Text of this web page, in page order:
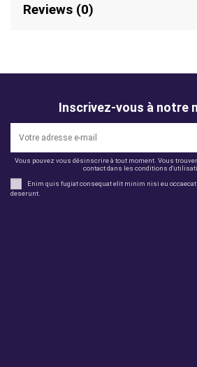
Reviews (0)
Inscrivez-vous à notre
Vous pouvez vous désinscrire à tout moment. Vous
contact dans les conditions
Enim quis fugiat consequat elit minim nisi eu
deserunt.